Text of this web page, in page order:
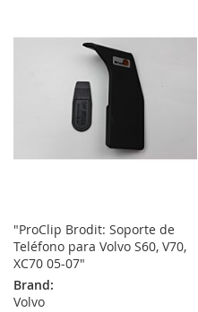
"ProClip Brodit: Soporte de
Teléfono para Volvo S60, V70,
XC70 05-07"
Brand:
Volvo